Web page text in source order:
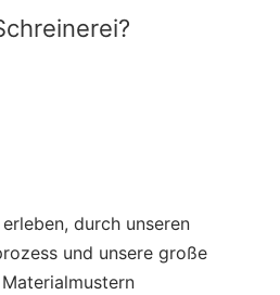
durch unseren
und unsere große